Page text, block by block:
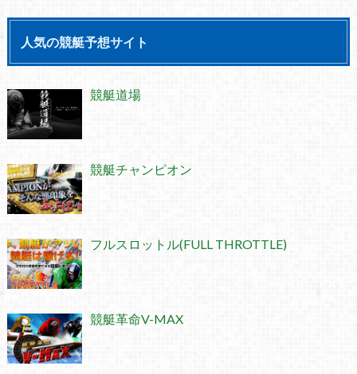
人気の競艇予想サイト
競艇道場
競艇チャンピオン
フルスロットル(FULL THROTTLE)
競艇革命V-MAX